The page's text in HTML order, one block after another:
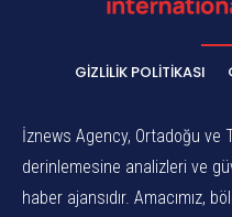
GIZLILIK POLITIKASI
İznews Agency, Ortadoğu ve
derinlemesine analizleri ve
haber ajansıdır. Amacımız,